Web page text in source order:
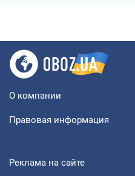
О компании
Правовая информация
Реклама на сайте